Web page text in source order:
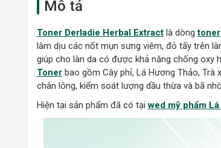
Mô tả
Toner Derladie Herbal Extractlà dòngtoner
làm dịu các nốt mụn sưng viêm, đỏ tấy trên
giúp cho làn da có được khả năng chống oxy
Tonerbao gồm Cây phỉ, Lá Hương Thảo, Trà
chân lông, kiểm soát lượng dầu thừa và bã
Hiện tại sản phẩm đã có tạiwed mỹ phẩm